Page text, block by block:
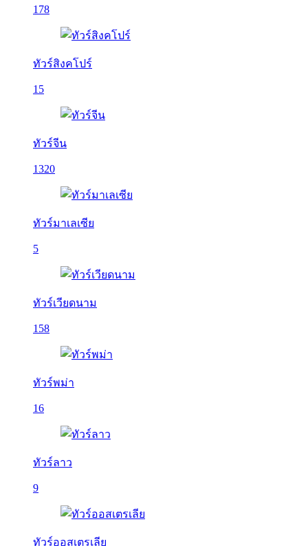
178
ทัวร์สิงคโปร์
15
ทัวร์จีน
1320
ทัวร์มาเลเซีย
5
ทัวร์เวียดนาม
158
ทัวร์พม่า
16
ทัวร์ลาว
9
ทัวร์ออสเตรเลีย